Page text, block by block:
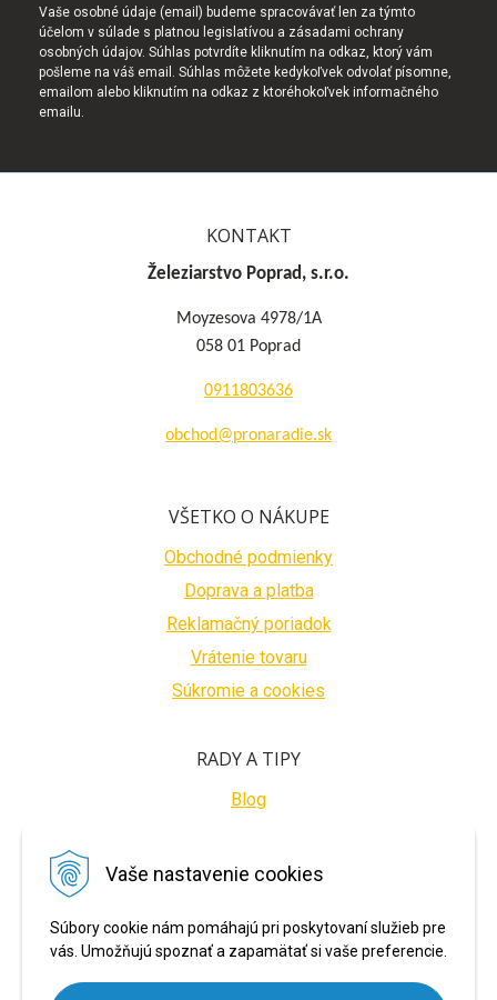
Vaše nastavenie cookies
Súbory cookie nám pomáhajú pri poskytovaní služieb pre
vás. Umožňujú spoznať a zapamätať si vaše preferencie.
Vaše osobné údaje (email) budeme spracovávať len za týmto
účelom v súlade s platnou legislatívou a zásadami ochrany
osobných údajov. Súhlas potvrdíte kliknutím na odkaz, ktorý vám
pošleme na váš email. Súhlas môžete kedykoľvek odvolať písomne,
emailom alebo kliknutím na odkaz z ktoréhokoľvek informačného
emailu.
KONTAKT
Železiarstvo Poprad, s.r.o.
Moyzesova 4978/1A
058 01 Poprad
0911803636
obchod@pronaradie.sk
VŠETKO O NÁKUPE
Obchodné podmienky
Doprava a platba
Reklamačný poriadok
Vrátenie tovaru
Súkromie a cookies
RADY A TIPY
Blog
BEZPEČNÉ PLATBY